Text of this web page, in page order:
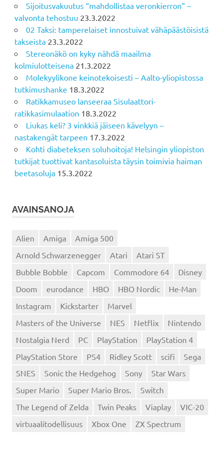
Sijoitusvakuutus “mahdollistaa veronkierron” –
valvonta tehostuu 23.3.2022
02 Taksi: tamperelaiset innostuivat vähäpäästöisistä
takseista 23.3.2022
Stereonäkö on kyky nähdä maailma
kolmiulotteisena 21.3.2022
Molekyylikone keinotekoisesti – Aalto-yliopistossa
tutkimushanke 18.3.2022
Ratikkamuseo lanseeraa Sisulaattori-
ratikkasimulaation 18.3.2022
Liukas keli? 3 vinkkiä jäiseen kävelyyn –
nastakengät tarpeen 17.3.2022
Kohti diabeteksen soluhoitoja! Helsingin yliopiston
tutkijat tuottivat kantasoluista täysin toimivia haiman
beetasoluja 15.3.2022
AVAINSANOJA
Alien Amiga
Amiga 500
Arnold Schwarzenegger
Atari
Atari ST
Bubble Bobble
Capcom Commodore 64
Disney
Doom
eurodance HBO HBO Nordic
He-Man
Instagram
Kickstarter
Marvel
Masters of the Universe
NES Netflix
Nintendo
Nostalgia Nerd
PC PlayStation
PlayStation 4
PlayStation Store
PS4 Ridley Scott scifi
Sega
SNES
Sonic the Hedgehog Sony
Star Wars
Super Mario
Super Mario Bros.
Switch
The Legend of Zelda
Twin Peaks Viaplay
VIC-20
virtuaalitodellisuus
Xbox One ZX Spectrum